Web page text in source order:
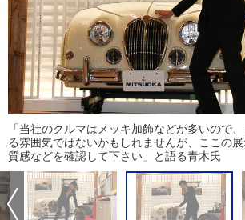
「当社のクルマはメッキ加飾などが多いので
る雰囲気ではないかもしれませんが、ここの
質感などを確認して下さい」と語る青木氏